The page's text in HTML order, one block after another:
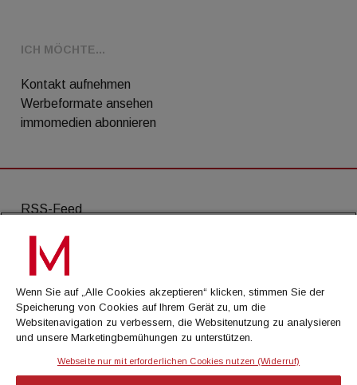
ICH MÖCHTE...
Kontakt aufnehmen
Werbeformate ansehen
immomedien abonnieren
RSS-Feed
AGB
Datenschutz
Kontakt
Impressum
Wenn Sie auf „Alle Cookies akzeptieren“ klicken, stimmen Sie der
Speicherung von Cookies auf Ihrem Gerät zu, um die
Websitenavigation zu verbessern, die Websitenutzung zu analysieren
und unsere Marketingbemühungen zu unterstützen.
Webseite nur mit erforderlichen Cookies nutzen (Widerruf)